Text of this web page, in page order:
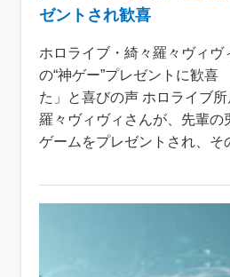
ゼントされ歓喜
ホロライブ・綺々羅々ヴィヴ
の“神ゲー”プレゼントに歓喜
た」と喜びの声 ホロライブ
羅々ヴィヴィさんが、先輩の
ゲームをプレゼントされ、